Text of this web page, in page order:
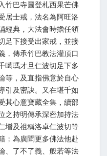
竹巴寺圖登札西果芒佛
居士戒，法名為阿旺洛
經典，大法會時擔任領
足下接受出家戒，並接
，傳承竹巴教法灌頂口
噶瑪才旦仁波切足下多
等，及直指佛意於自心
引及密訣。又在堪千如
其心意寶藏全集，續部
之持明傳承深密加持法
增及祖稱洛卓仁波切等
；為廣聞更多佛法他赴
、了不了義、般若等法